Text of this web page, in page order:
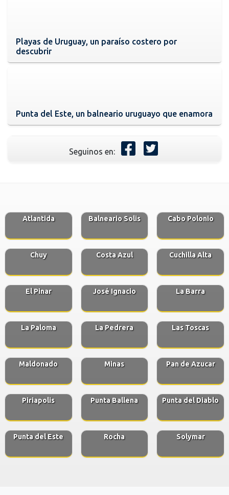
Playas de Uruguay, un paraíso costero por
descubrir
Punta del Este, un balneario uruguayo que enamora
Seguinos en:
Atlantida Balneario Solis Cabo Polonio
Chuy Costa Azul Cuchilla Alta
El Pinar José Ignacio La Barra
La Paloma La Pedrera Las Toscas
Maldonado Minas Pan de Azucar
Piriapolis Punta Ballena Punta del Diablo
Punta del Este Rocha Solymar